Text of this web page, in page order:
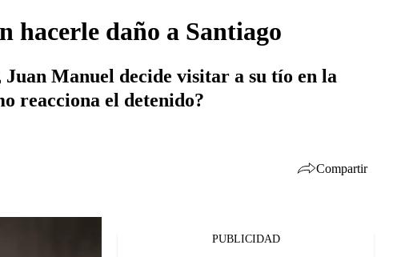
hacerle daño a Santiago
Manuel decide visitar a su tío en la
reacciona el detenido?
Compartir
PUBLICIDAD